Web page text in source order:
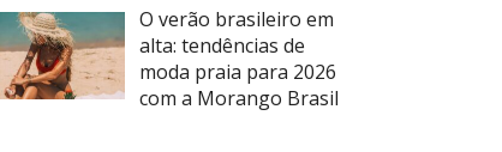
O verão brasileiro em
alta: tendências de
moda praia para 2026
com a Morango Brasil